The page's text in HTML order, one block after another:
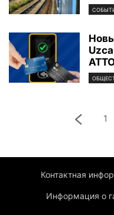
1
Контактная
Информация о